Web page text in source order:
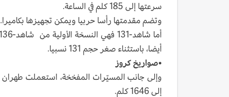
سرعتها إلى 185 كلم في الساعة.
وتضم مقدمتها رأسا حربيا ويمكن تجهيزها بكاميرا.
أيضا، باستثناء صغر حجم 131 نسبيا.
•صواريخ كروز
إلى 1646 كلم.